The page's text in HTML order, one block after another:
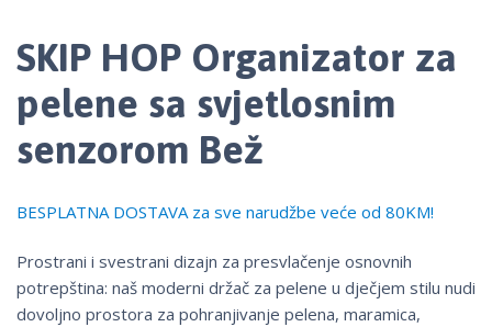
SKIP HOP Organizator za
pelene sa svjetlosnim
senzorom Bež
BESPLATNA DOSTAVA za sve narudžbe veće od 80KM!
Prostrani i svestrani dizajn za presvlačenje osnovnih
potrepština: naš moderni držač za pelene u dječjem stilu nudi
dovoljno prostora za pohranjivanje pelena, maramica,